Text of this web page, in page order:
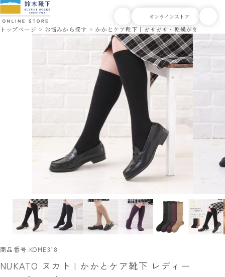
トップページ お悩みから探す かかとケア靴下｜ガサガサ・乾燥が気になる方
商品番号 KOME318
NUKATO ヌカト | かかとケア靴下 レディー